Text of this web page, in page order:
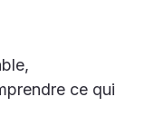
ce qui